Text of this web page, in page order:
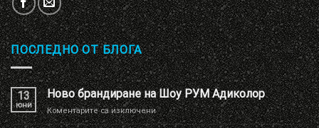
ПОСЛЕДНО ОТ БЛОГА
13
юни
Ново брандиране на Шоу РУМ Адиколор
Коментарите са изключениза
Ново